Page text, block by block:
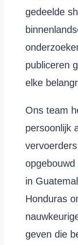
gedeelde
publiceren
elke
Ons team
persoonlijk
in
Honduras
geven die